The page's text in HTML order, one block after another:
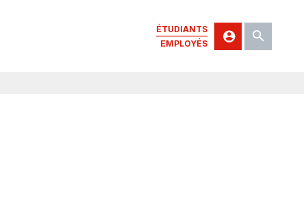
ÉTUDIANTS
EMPLOYÉS